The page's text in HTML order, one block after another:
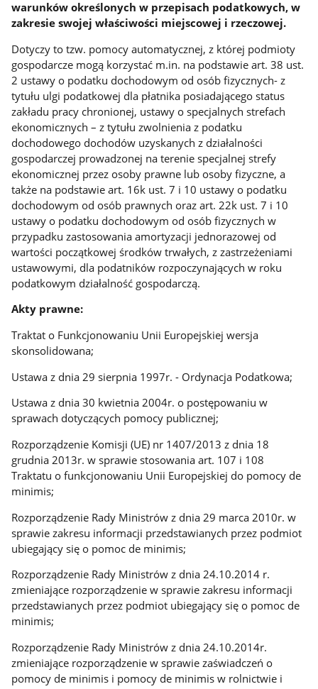
warunków określonych w przepisach podatkowych, w
zakresie swojej właściwości miejscowej i rzeczowej.
Dotyczy to tzw. pomocy automatycznej, z której podmioty
gospodarcze mogą korzystać m.in. na podstawie art. 38 ust.
2 ustawy o podatku dochodowym od osób fizycznych- z
tytułu ulgi podatkowej dla płatnika posiadającego status
zakładu pracy chronionej, ustawy o specjalnych strefach
ekonomicznych – z tytułu zwolnienia z podatku
dochodowego dochodów uzyskanych z działalności
gospodarczej prowadzonej na terenie specjalnej strefy
ekonomicznej przez osoby prawne lub osoby fizyczne, a
także na podstawie art. 16k ust. 7 i 10 ustawy o podatku
dochodowym od osób prawnych oraz art. 22k ust. 7 i 10
ustawy o podatku dochodowym od osób fizycznych w
przypadku zastosowania amortyzacji jednorazowej od
wartości początkowej środków trwałych, z zastrzeżeniami
ustawowymi, dla podatników rozpoczynających w roku
podatkowym działalność gospodarczą.
Akty prawne:
Traktat o Funkcjonowaniu Unii Europejskiej wersja
skonsolidowana;
Ustawa z dnia 29 sierpnia 1997r. - Ordynacja Podatkowa;
Ustawa z dnia 30 kwietnia 2004r. o postępowaniu w
sprawach dotyczących pomocy publicznej;
Rozporządzenie Komisji (UE) nr 1407/2013 z dnia 18
grudnia 2013r. w sprawie stosowania art. 107 i 108
Traktatu o funkcjonowaniu Unii Europejskiej do pomocy de
minimis;
Rozporządzenie Rady Ministrów z dnia 29 marca 2010r. w
sprawie zakresu informacji przedstawianych przez podmiot
ubiegający się o pomoc de minimis;
Rozporządzenie Rady Ministrów z dnia 24.10.2014 r.
zmieniające rozporządzenie w sprawie zakresu informacji
przedstawianych przez podmiot ubiegający się o pomoc de
minimis;
Rozporządzenie Rady Ministrów z dnia 24.10.2014r.
zmieniające rozporządzenie w sprawie zaświadczeń o
pomocy de minimis i pomocy de minimis w rolnictwie i